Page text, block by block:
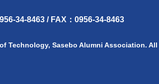
34-8463 / FAX：0956-34-8463
Technology, Sasebo Alumni Association.